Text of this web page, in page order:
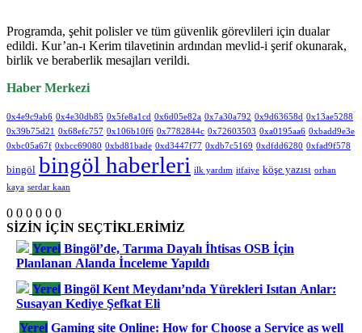
Programda, şehit polisler ve tüm güvenlik görevlileri için dualar
edildi. Kur’an-ı Kerim tilavetinin ardından mevlid-i şerif okunarak,
birlik ve beraberlik mesajları verildi.
Haber Merkezi
0x4e9c9ab6 0x4e30db85 0x5fe8a1cd 0x6d05e82a 0x7a30a792 0x9d63658d 0x13ae5288
0x39b75d21
0x68efc757 0x106b10f6 0x7782844c 0x72603503 0xa0195aa6 0xbadd9e3e
0xbc05a67f 0xbcc69080 0xbd81bade 0xd3447f77 0xdb7c5169 0xdfdd6280 0xfad9f578
bingöl bingöl haberleri ilk yardım itfaiye köşe yazısı orhan
kaya serdar kaan
0 0 0 0 0 0
SİZİN İÇİN SEÇTİKLERİMİZ
Yerel Bingöl’de, Tarıma Dayalı İhtisas OSB İçin
Planlanan Alanda İnceleme Yapıldı
Yerel Bingöl Kent Meydanı’nda Yürekleri Isıtan Anlar:
Susayan Kediye Şefkat Eli
Yerel Gaming site Online: How for Choose a Service as well